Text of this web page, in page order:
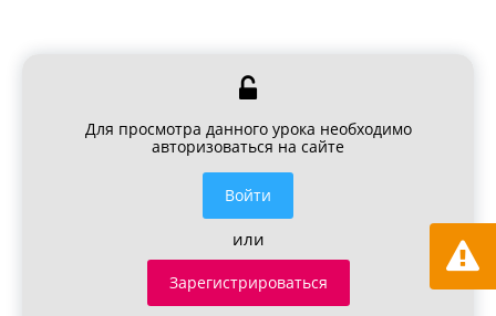
Для просмотра данного урока необходимо
авторизоваться на сайте
Войти
или
Зарегистрироваться